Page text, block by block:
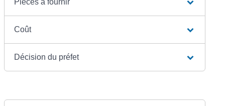
Coût
Décision du préfet